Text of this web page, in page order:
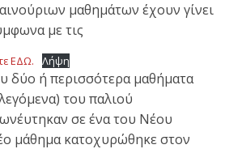
μαθημάτων έχουν γίνει
με τις
ΕΔΩ. Λήψη
δύο ή περισσότερα μαθήματα
του παλιού
σε ένα του Νέου
μάθημα κατοχυρώθηκε στον